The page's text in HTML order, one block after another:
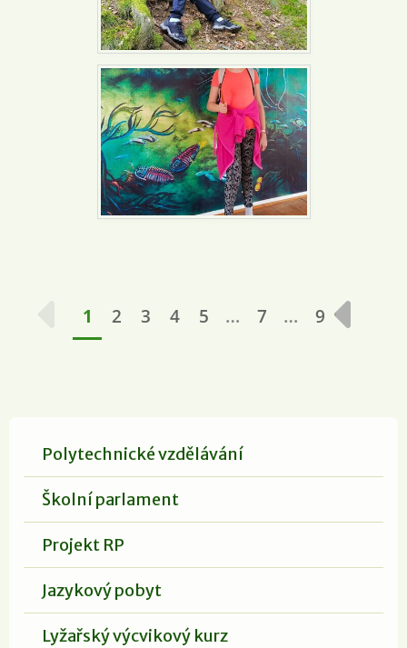
1 2 3 4 5 … 7 … 9
Polytechnické vzdělávání
Školní parlament
Projekt RP
Jazykový pobyt
Lyžařský výcvikový kurz